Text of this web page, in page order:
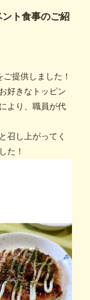
ト食事のご紹
提供しました！
好きなトッピン
より、職員が代
召し上がってく
た！